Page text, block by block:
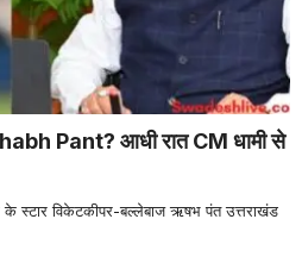
Pant? आधी रात CM धामी से
स्टार विकेटकीपर-बल्लेबाज ऋषभ पंत उत्तराखंड